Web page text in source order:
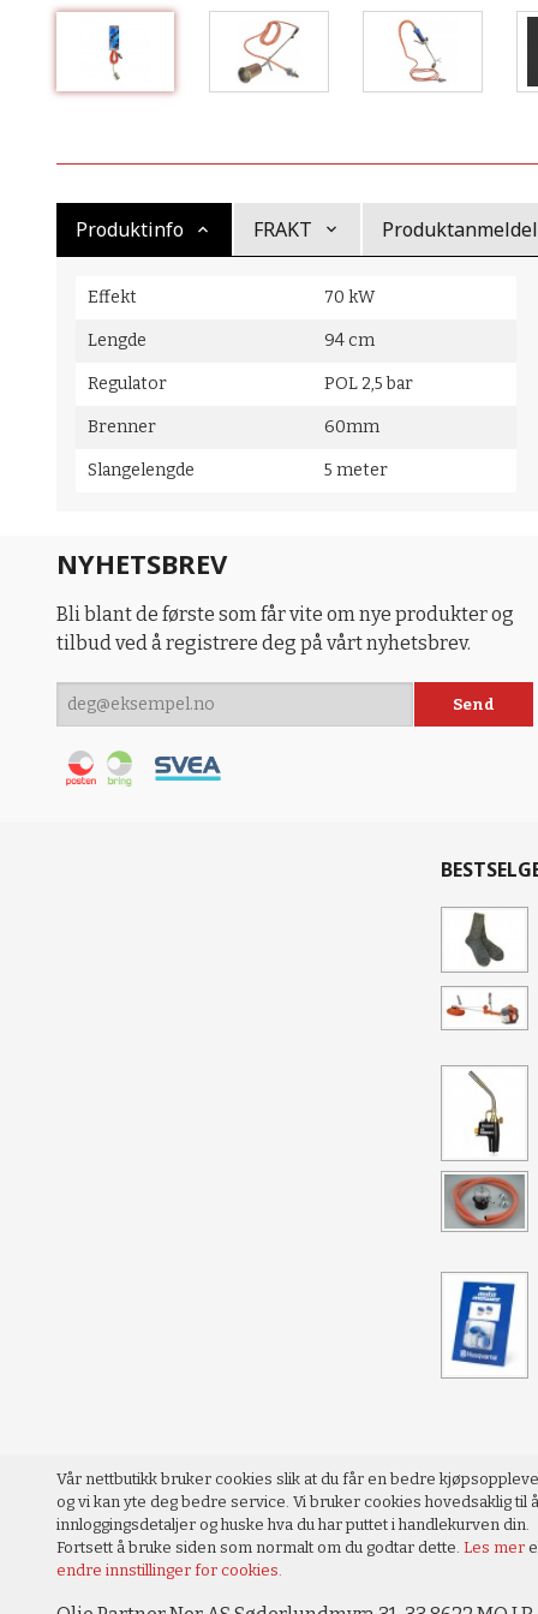
Produktinfo FRAKT
Effekt 70 kW
Lengde 94 cm
Regulator POL 2,5 bar
Brenner 60mm
Slangelengde 5 meter
NYHETSBREV
Bli blant de første som får vite om nye produkter og
tilbud ved å registrere deg på vårt nyhetsbrev.
Vår nettbutikk bruker cookies slik at du får en bedre
og vi kan yte deg bedre service. Vi bruker cookies hovedsaklig til
innloggingsdetaljer og huske hva du har puttet i handlekurven din.
Fortsett å bruke siden som normalt om du godtar dette. Les mer
endre innstillinger for cookies.